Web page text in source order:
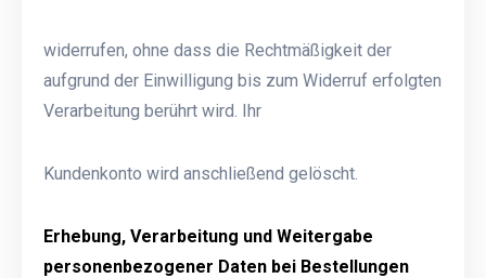
widerrufen, ohne dass die Rechtmäßigkeit der
aufgrund der Einwilligung bis zum Widerruf erfolgten
Verarbeitung berührt wird. Ihr
Kundenkonto wird anschließend gelöscht.
Erhebung, Verarbeitung und Weitergabe
personenbezogener Daten bei Bestellungen